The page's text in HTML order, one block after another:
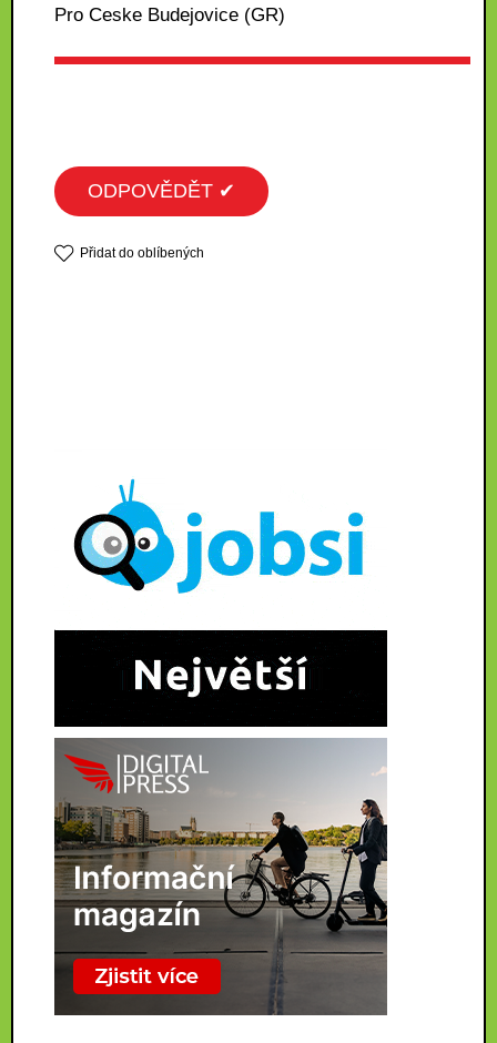
Pro Ceske Budejovice (GR)
ODPOVĚDĚT ✔
Přidat do oblíbených